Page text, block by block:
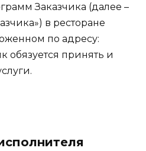
Заказчика (далее –
в ресторане
по адресу:
обязуется принять и